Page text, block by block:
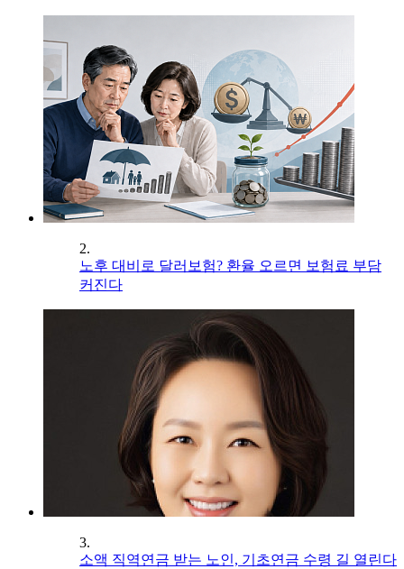
2.
노후 대비로 달러보험? 환율 오르면 보험료 부담
커진다
3.
소액 직역연금 받는 노인, 기초연금 수령 길 열린다